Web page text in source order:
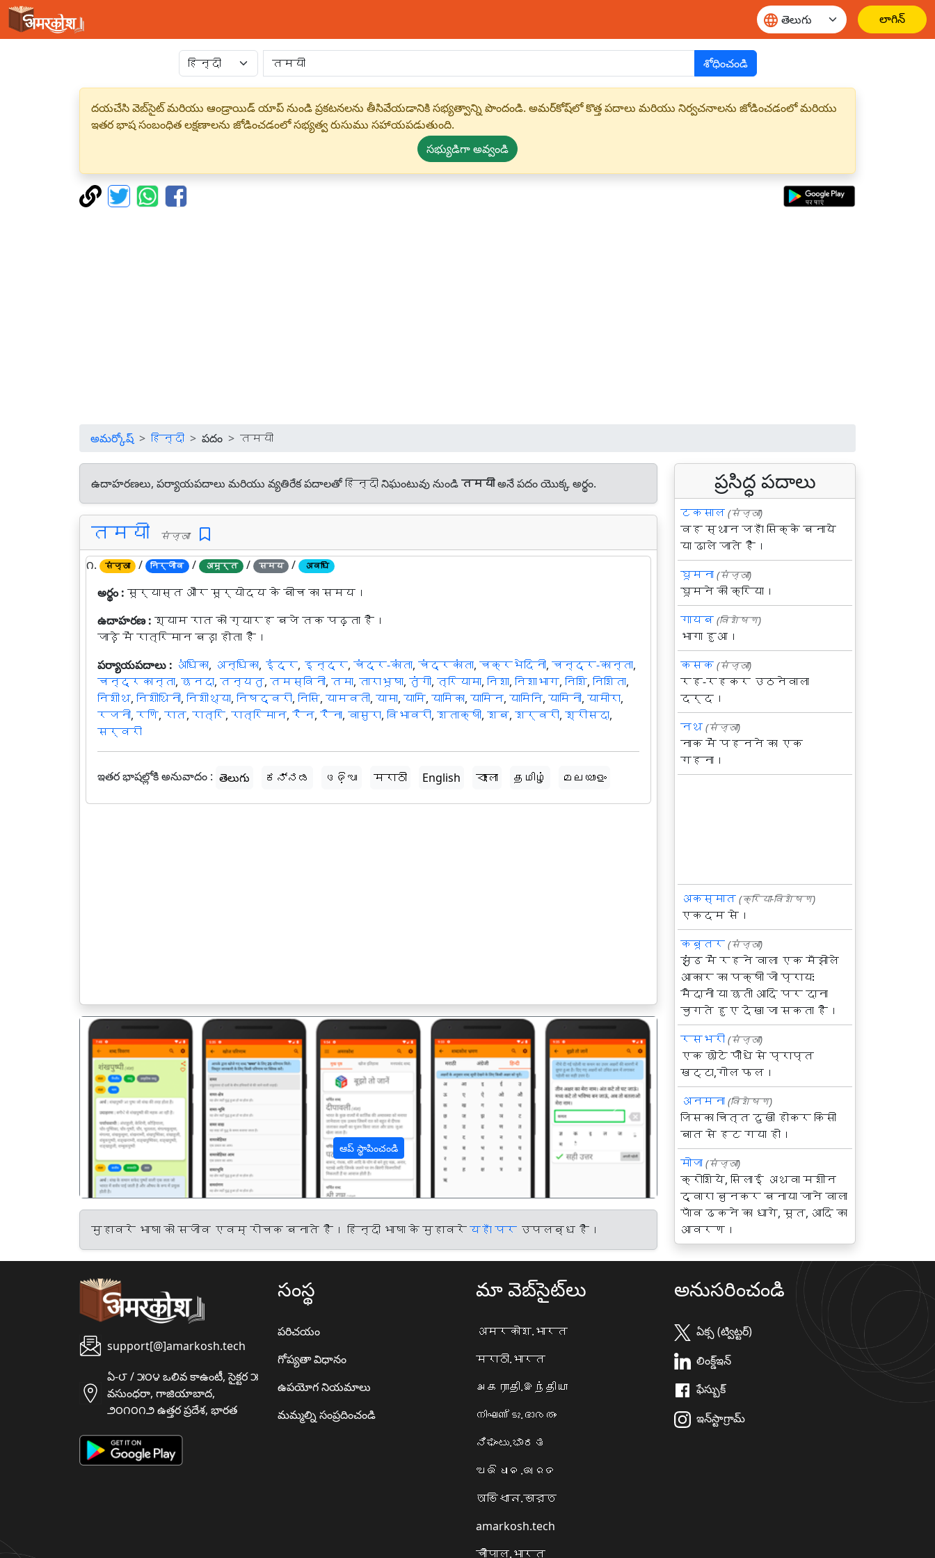
లాగిన్
శోధించండి
దయచేసి వెబ్‌సైట్ మరియు ఆండ్రాయిడ్ యాప్ నుండి ప్రకటనలను తీసివేయడానికి సభ్యత్వాన్ని పొందండి. అమర్‌కోష్‌లో కొత్త పదాలు మరియు నిర్వచనాలను జోడించడంలో మరియు
ఇతర భాష సంబంధిత లక్షణాలను జోడించడంలో సభ్యత్వ రుసుము సహాయపడుతుంది.
సభ్యుడిగా అవ్వండి
అమర్కోష్ हिन्दी పదం तमयी
ఉదాహరణలు, పర్యాయపదాలు మరియు వ్యతిరేక పదాలతో हिन्दी నిఘంటువు నుండిतमयीఅనే పదం యొక్క అర్థం.
तमयी संज्ञा
౧. संज्ञा / निर्जीव / अमूर्त / समय / अवधि
అర్థం : सूर्यास्त और सूर्योदय के बीच का समय।
ఉదాహరణ : श्याम रात को ग्यारह बजे तक पढ़ता है।
जाड़े में रात्रिमान बड़ा होता है।
పర్యాయపదాలు : अंधिका, अन्धिका, इंद्र, इन्द्र, चंद्र-कांता, चंद्रकांता, चक्रभेदिनी, चन्द्र-कान्ता,
चन्द्रकान्ता, छनदा, तन्यतु, तमस्विनी, तमा, ताराभूषा, तुंगी, त्रियामा, निशा, निशाभाग, निशि, निशिता,
निशीथ, निशीथिनी, निशीथ्या, निषद्वरी, निसि, यामवती, यामा, यामि, यामिका, यामिन, यामिनि, यामिनी, यामीरा,
रजनी, रणि, रात, रात्रि, रात्रिमान, रैन, रैना, वासुरा, विभावरी, शताक्षी, शब, शर्वरी, श्रीसदा,
सर्वरी
ఇతర భాషల్లోకి అనువాదం : తెలుగు ಕನ್ನಡ ଓଡ଼ିଆ मराठी English বাংলা தமிழ் മലയാളം
ఆప్ స్థాపించండి
पिछला अगला
मुहावरे भाषा को सजीव एवम् रोचक बनाते हैं। हिन्दी भाषा के मुहावरेयहाँ पर उपलब्ध हैं।
ప్రసిద్ధ పదాలు
टकसाल (संज्ञा)
वह स्थान जहाँ सिक्के बनाये
या ढाले जाते हैं।
घूमना (संज्ञा)
घूमने की क्रिया।
गायब (विशेषण)
भागा हुआ।
कसक (संज्ञा)
रह-रहकर उठनेवाला
दर्द।
नथ (संज्ञा)
नाक में पहनने का एक
गहना।
अकस्मात (क्रिया-विशेषण)
एकदम से।
कबूतर (संज्ञा)
झुंड में रहने वाला एक मँझोले
आकार का पक्षी जो प्रायः
मैदानों या छतों आदि पर दाना
चुगते हुए देखा जा सकता है।
रसभरी (संज्ञा)
एक छोटे पौधे से प्राप्त
खट्टा,गोल फल।
अनमना (विशेषण)
जिसका चित्त दुखी होकर किसी
बात से हट गया हो।
मोजा (संज्ञा)
क्रोशिये, सिलाई अथवा मशीन
द्वारा बुनकर बनाया जाने वाला
पाँव ढकने का धागे, सूत, आदि का
आवरण।
support[@]amarkosh.tech
ఏ-౮ / ౫౦౪ ఒలివ కాఉంటీ, సైక్టర ౫
వసుంధరా, గాజియాబాద,
౨౦౧౦౧౨ ఉత్తర ప్రదేశ, భారత
సంస్థ
పరిచయం
గోప్యతా విధానం
ఉపయోగ నియమాలు
మమ్మల్ని సంప్రదించండి
మా వెబ్‌సైట్‌లు
अमरकोश.भारत
मराठी.भारत
அகராதி.இந்தியா
നിഘണ്ടു.ഭാരതം
ನಿಘಂಟು.ಭಾರತ
ଅଭିଧାନ.ଭାରତ
অভিধান.ভারত
amarkosh.tech
चौपाल.भारत
అనుసరించండి
ఏక్స (ట్విట్టర్)
లింక్డ్ఇన్
ఫేస్బుక్
ఇన్‌స్టాగ్రామ్